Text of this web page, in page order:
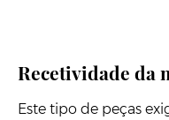
Recetividade da
Este tipo de peças